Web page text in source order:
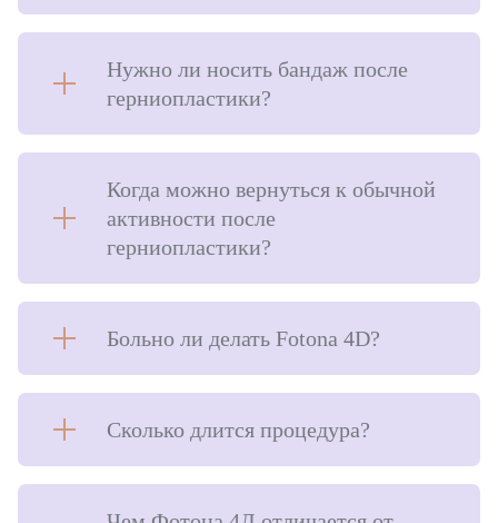
Нужно ли носить бандаж после
герниопластики?
Когда можно вернуться к обычной
активности после
герниопластики?
Больно ли делать Fotona 4D?
Сколько длится процедура?